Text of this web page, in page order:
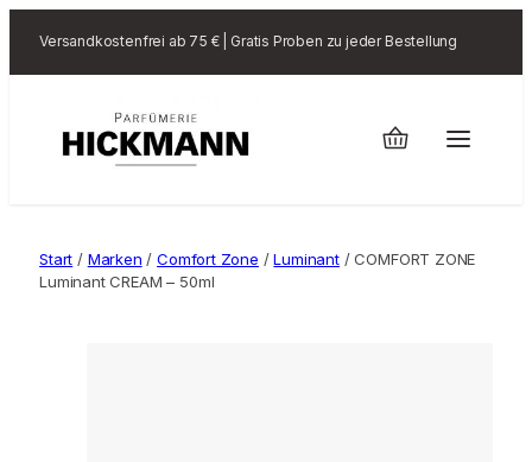
Versandkostenfrei ab 75 € | Gratis Proben zu jeder Bestellung
Start / Marken /Comfort Zone /Luminant/ COMFORT ZONE
Luminant CREAM – 50ml